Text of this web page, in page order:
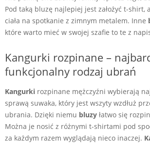
Pod taką bluzę najlepiej jest założyć t-shirt,
ciała na spotkanie z zimnym metalem. Inne
które warto mieć w swojej szafie to te z
Kangurki rozpinane –
funkcjonalny rodzaj ubrań
Kangurki rozpinane mężczyźni wybierają
sprawą suwaka, który jest wszyty wzdłuż
ubrania. Dzięki niemu bluzy łatwo się
Można je nosić z różnymi t-shirtami pod
za każdym razem wyglądają nieco inaczej.